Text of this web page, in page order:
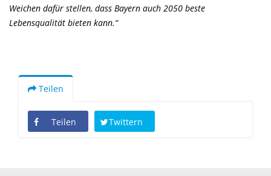
Weichen dafür stellen, dass Bayern auch 2050 beste
Lebensqualität bieten kann.“
Teilen
Teilen Twittern